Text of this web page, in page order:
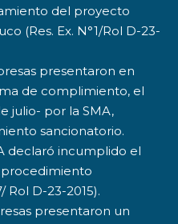
del proyecto
(Res. Ex. N°1/Rol D-23-
presentaron en
de complimiento, el
julio- por la SMA,
sancionatorio.
declaró incumplido el
Rol D-23-2015).
presentaron un